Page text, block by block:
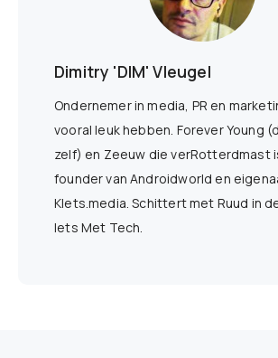
Dimitry 'DIM' Vleugel
Ondernemer in media, PR en
vooral leuk hebben. Forever Young
zelf) en Zeeuw die verRotterdmast
founder van Androidworld en
Klets.media. Schittert met Ruud in
Iets Met Tech.